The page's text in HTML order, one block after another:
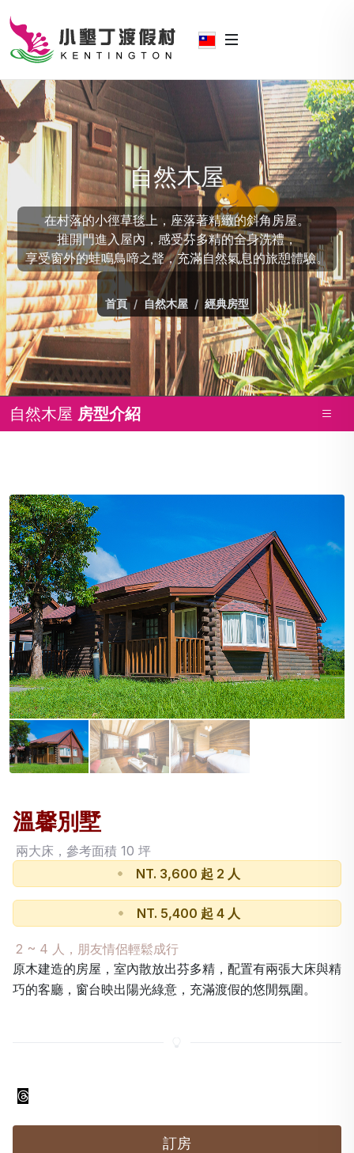
自然木屋
在村落的小徑草毯上，座落著精緻的斜角房屋。
推開門進入屋內，感受芬多精的全身洗禮，
享受窗外的蛙鳴鳥啼之聲，充滿自然氣息的旅憩體驗。
首頁 自然木屋 經典房型
自然木屋 房型介紹
溫馨別墅
兩大床，參考面積 10 坪
房價NT. 3,600 起 2 人
房價NT. 5,400 起 4 人
2 ~ 4 人，朋友情侶輕鬆成行
原木建造的房屋，室內散放出芬多精，配置有兩張大床與精
巧的客廳，窗台映出陽光綠意，充滿渡假的悠閒氛圍。
訂房